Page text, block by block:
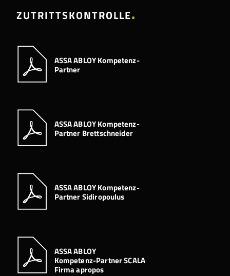
ZUTRITTSKONTROLLE
ASSA ABLOY Kompetenz-
Partner
ASSA ABLOY Kompetenz-
Partner Brettschneider
ASSA ABLOY Kompetenz-
Partner Sidiropoulus
ASSA ABLOY
Kompetenz-Partner SCALA
Firma apropos